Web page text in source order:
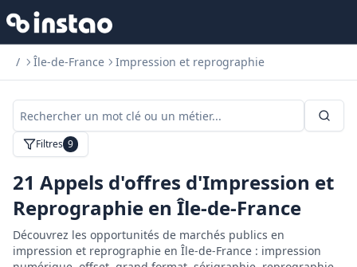
/ Île-de-France Impression et reprographie
Filtres 9
21 Appels d'offres d'Impression et
Reprographie en Île-de-France
Découvrez les opportunités de marchés publics en
impression et reprographie en Île-de-France : impression